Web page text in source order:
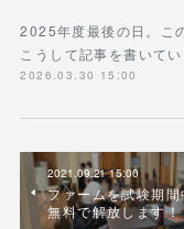
2025年度最後の日。こ
こうして記事を書いて
2026.03.30 15:00
2021.09.21 15:00
ファームを試験期
無料で解放します！